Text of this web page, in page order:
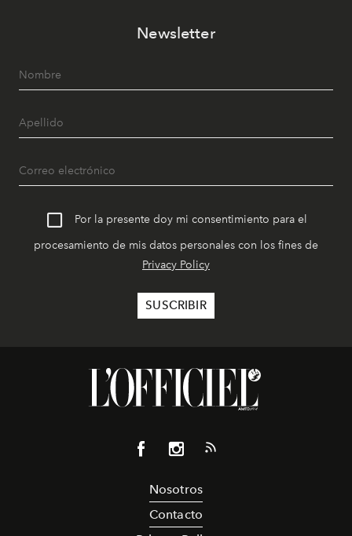
Newsletter
Por la presente doy mi consentimiento para el
procesamiento de mis datos personales con los fines de
Privacy Policy
Nosotros
Contacto